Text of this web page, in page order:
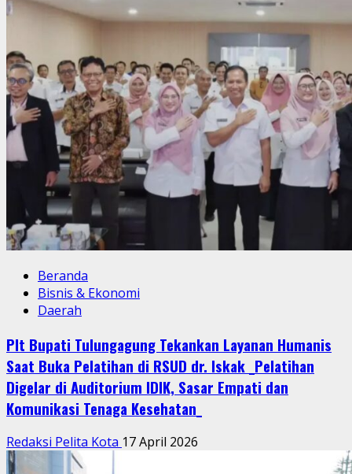
Beranda
Bisnis & Ekonomi
Daerah
Plt Bupati Tulungagung Tekankan Layanan Humanis
Saat Buka Pelatihan di RSUD dr. Iskak _Pelatihan
Digelar di Auditorium IDIK, Sasar Empati dan
Komunikasi Tenaga Kesehatan_
Redaksi Pelita Kota 17 April 2026